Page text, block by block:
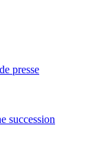
presse
succession